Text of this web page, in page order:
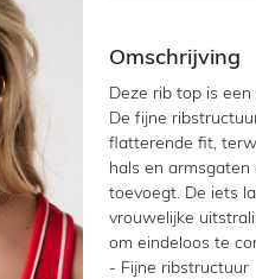
Omschrijving
Deze rib top is
De fijne
flatterende fit,
hals en
toevoegt. De iets
vrouwelijke
om eindeloos te
- Fijne ribstructuur